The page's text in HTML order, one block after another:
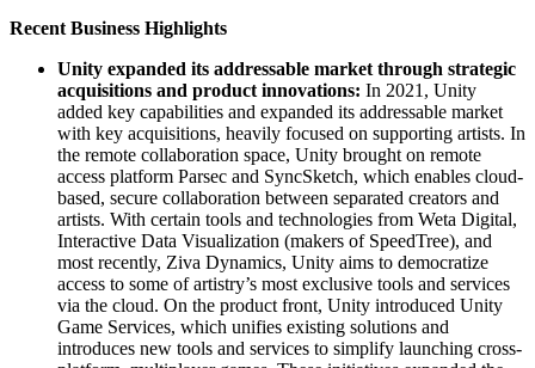
Recent Business Highlights
Unity expanded its addressable market through strategic
acquisitions and product innovations: In 2021, Unity
added key capabilities and expanded its addressable market
with key acquisitions, heavily focused on supporting artists. In
the remote collaboration space, Unity brought on remote
access platform Parsec and SyncSketch, which enables cloud-
based, secure collaboration between separated creators and
artists. With certain tools and technologies from Weta Digital,
Interactive Data Visualization (makers of SpeedTree), and
most recently, Ziva Dynamics, Unity aims to democratize
access to some of artistry’s most exclusive tools and services
via the cloud. On the product front, Unity introduced Unity
Game Services, which unifies existing solutions and
introduces new tools and services to simplify launching cross-